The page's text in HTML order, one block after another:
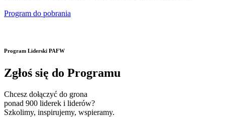
Program do pobrania
Program Liderski PAFW
Zgłoś się do Programu
Chcesz dołączyć do grona
ponad 900 liderek i liderów?
Szkolimy, inspirujemy, wspieramy.